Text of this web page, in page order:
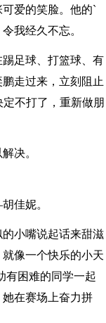
爱的笑脸。他的`
我经久不忘。
足球、打篮球、有
走过来，立刻阻止
不打了，重新做朋
决。
佳妮。
小嘴说起话来甜滋
像一个快乐的小天
有困难的同学一起
在赛场上奋力拼